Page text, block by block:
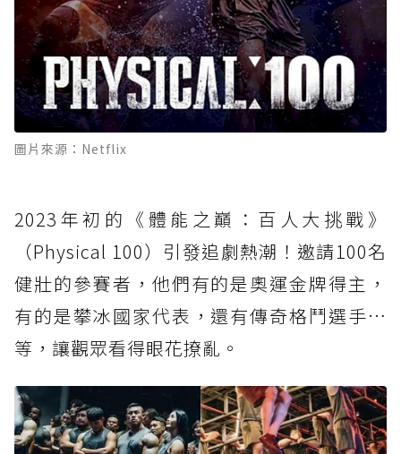
圖片來源：Netflix
2023年初的《體能之巔：百人大挑戰》
（Physical 100）引發追劇熱潮！邀請100名
健壯的參賽者，他們有的是奧運金牌得主，
有的是攀冰國家代表，還有傳奇格鬥選手…
等，讓觀眾看得眼花撩亂。